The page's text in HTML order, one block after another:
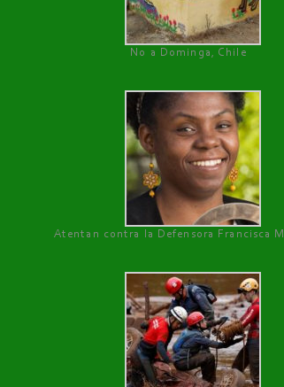
No a Dominga, Chile
Atentan contra la Defensora Francisca